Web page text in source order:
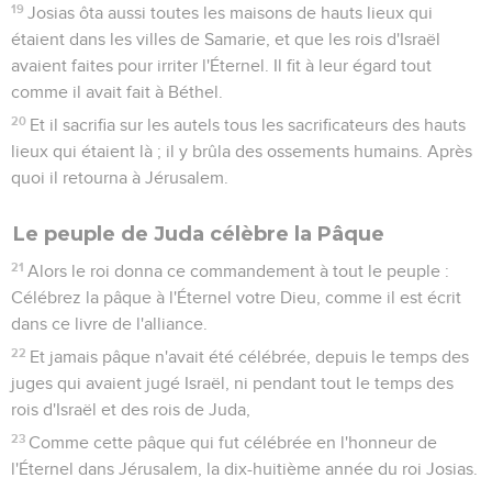
Et aussi du sang innocent qu'il avait répandu ; car il avait
rempli Jérusalem de sang innocent. Et l'Éternel ne voulut
point pardonner.
Le reste des actions de Jéhojakim, et tout ce qu'il fit, n'est-
Et Jéhojakim s'endormit avec ses pères, et Jéhojakin, son
7
Or le roi d'Égypte ne sortit plus de son pays, parce que le
roi de Babylone avait pris tout ce qui était au roi d'Égypte
depuis le torrent d'Égypte jusqu'au fleuve d'Euphrate.
Jéhojakin était âgé de dix-huit ans quand il devint roi, et il
régna trois mois à Jérusalem. Sa mère, fille d'Elnathan, de
Jérusalem, s'appelait Néhushta.
9 Il fit ce qui est mauvais aux yeux de l'Éternel, tout comme